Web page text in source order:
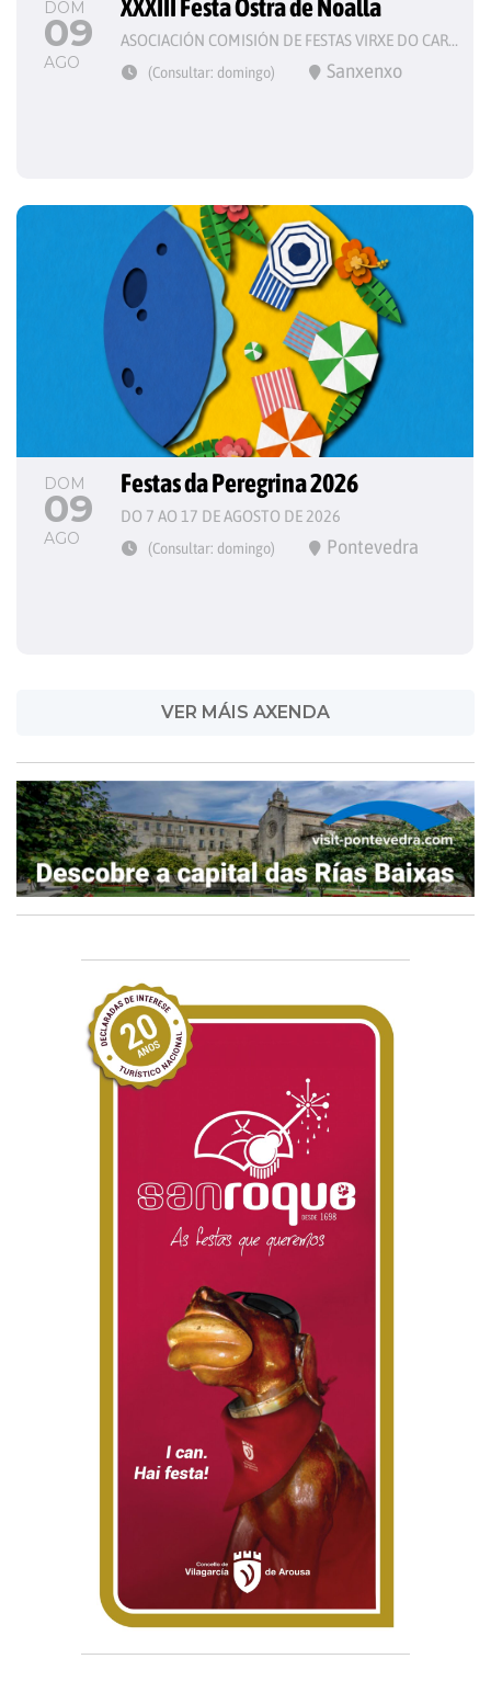
DOM
09
AGO
XXXIII Festa Ostra de Noalla
ASOCIACIÓN COMISIÓN DE FESTAS VIRXE DO CARME
(Consultar: domingo) Sanxenxo
DOM
09
AGO
Festas da Peregrina 2026
DO 7 AO 17 DE AGOSTO DE 2026
(Consultar: domingo) Pontevedra
VER MÁIS AXENDA